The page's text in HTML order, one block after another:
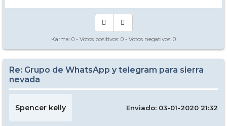
Karma: 0 - Votos positivos: 0 - Votos negativos: 0
Re: Grupo de WhatsApp y telegram para sierra
nevada
Spencer kelly Enviado: 03-01-2020 21:32